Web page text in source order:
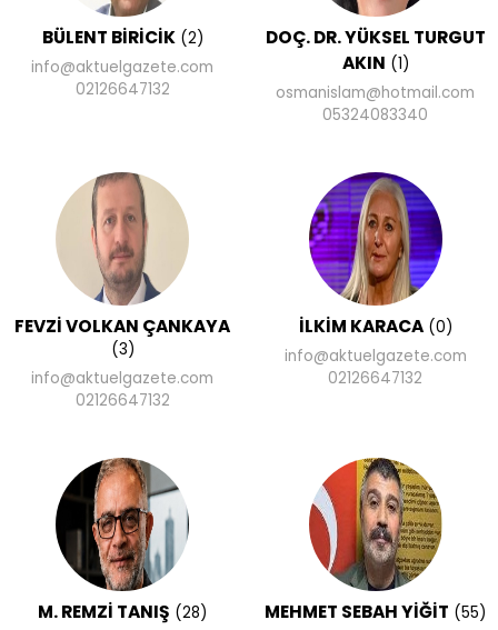
BÜLENT BİRİCİK(2)
info@aktuelgazete.com
02126647132
DOÇ. DR. YÜKSEL TURGUT
AKIN (1)
osmanislam@hotmail.com
05324083340
FEVZİ VOLKAN ÇANKAYA
(3)
info@aktuelgazete.com
02126647132
İLKİM KARACA(0)
info@aktuelgazete.com
02126647132
M. REMZİ TANIŞ (28)
MEHMET SEBAH YİĞİT (55)